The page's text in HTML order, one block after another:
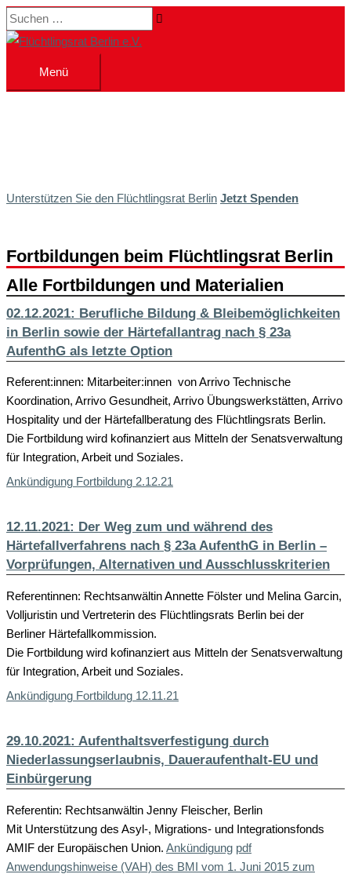
Zum
Inhalt
Suchen …
Menü
Menü
Unterstützen Sie den Flüchtlingsrat Berlin Jetzt Spenden
Fortbildungen beim Flüchtlingsrat Berlin
Alle Fortbildungen und Materialien
02.12.2021: Berufliche Bildung & Bleibemöglichkeiten
in Berlin sowie der Härtefallantrag nach § 23a
AufenthG als letzte Option
Referent:innen: Mitarbeiter:innen von Arrivo Technische
Koordination, Arrivo Gesundheit, Arrivo Übungswerkstätten, Arrivo
Hospitality und der Härtefallberatung des Flüchtlingsrats Berlin.
Die Fortbildung wird kofinanziert aus Mitteln der Senatsverwaltung
für Integration, Arbeit und Soziales.
Ankündigung Fortbildung 2.12.21
12.11.2021: Der Weg zum und während des
Härtefallverfahrens nach § 23a AufenthG in Berlin –
Vorprüfungen, Alternativen und Ausschlusskriterien
Referentinnen: Rechtsanwältin Annette Fölster und Melina Garcin,
Volljuristin und Vertreterin des Flüchtlingsrats Berlin bei der
Berliner Härtefallkommission.
Die Fortbildung wird kofinanziert aus Mitteln der Senatsverwaltung
für Integration, Arbeit und Soziales.
Ankündigung Fortbildung 12.11.21
29.10.2021: Aufenthaltsverfestigung durch
Niederlassungserlaubnis, Daueraufenthalt-EU und
Einbürgerung
Referentin: Rechtsanwältin Jenny Fleischer, Berlin
Mit Unterstützung des Asyl-, Migrations- und Integrationsfonds
AMIF der Europäischen Union. Ankündigung pdf
Anwendungshinweise (VAH) des BMI vom 1. Juni 2015 zum